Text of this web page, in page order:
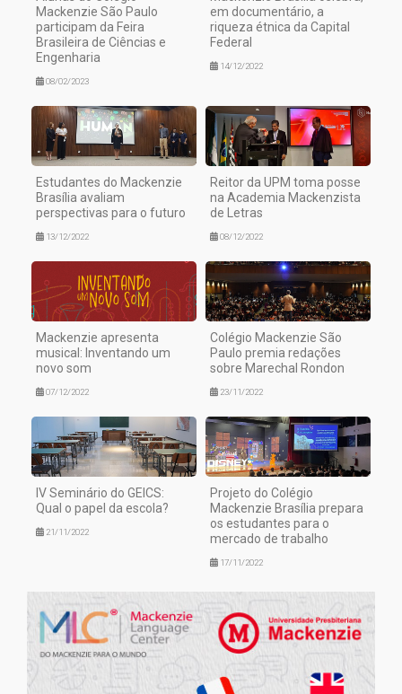
Mackenzie São Paulo
participam da Feira
Brasileira de Ciências e
Engenharia
08/02/2023
em documentário, a
riqueza étnica da Capital
Federal
14/12/2022
Estudantes do Mackenzie
Brasília avaliam
perspectivas para o futuro
13/12/2022
Reitor da UPM toma posse
na Academia Mackenzista
de Letras
08/12/2022
Mackenzie apresenta
musical: Inventando um
novo som
07/12/2022
Colégio Mackenzie São
Paulo premia redações
sobre Marechal Rondon
23/11/2022
IV Seminário do GEICS:
Qual o papel da escola?
21/11/2022
Projeto do Colégio
Mackenzie Brasília prepara
os estudantes para o
mercado de trabalho
17/11/2022